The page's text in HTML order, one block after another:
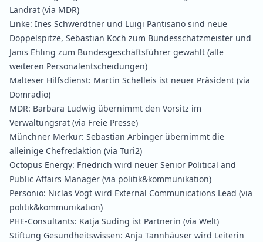
Landrat (via MDR)
Linke: Ines Schwerdtner und Luigi Pantisano sind neue
Doppelspitze, Sebastian Koch zum Bundesschatzmeister und
Janis Ehling zum Bundesgeschäftsführer gewählt (alle
weiteren Personalentscheidungen)
Malteser Hilfsdienst: Martin Schelleis ist neuer Präsident (via
Domradio)
MDR: Barbara Ludwig übernimmt den Vorsitz im
Verwaltungsrat (via Freie Presse)
Münchner Merkur: Sebastian Arbinger übernimmt die
alleinige Chefredaktion (via Turi2)
Octopus Energy: Friedrich wird neuer Senior Political and
Public Affairs Manager (via politik&kommunikation)
Personio: Niclas Vogt wird External Communications Lead (via
politik&kommunikation)
PHE-Consultants: Katja Suding ist Partnerin (via Welt)
Stiftung Gesundheitswissen: Anja Tannhäuser wird Leiterin